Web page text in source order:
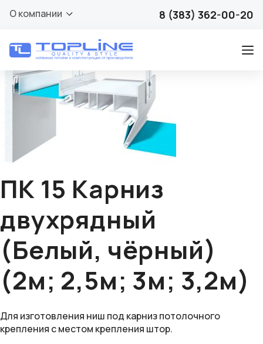
О компании 8 (383) 362-00-20
ПК 15 Карниз
двухрядный
(Белый, чёрный)
(2м; 2,5м; 3м; 3,2м)
Для изготовления ниш под карниз потолочного
крепления с местом крепления штор.